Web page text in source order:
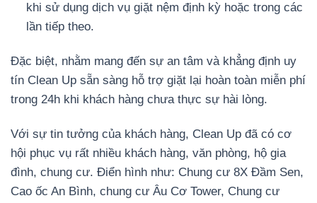
khi sử dụng dịch vụ giặt nệm định kỳ hoặc trong các
lần tiếp theo.
Đặc biệt, nhằm mang đến sự an tâm và khẳng định uy
tín Clean Up sẵn sàng hỗ trợ giặt lại hoàn toàn miễn phí
trong 24h khi khách hàng chưa thực sự hài lòng.
Với sự tin tưởng của khách hàng, Clean Up đã có cơ
hội phục vụ rất nhiều khách hàng, văn phòng, hộ gia
đình, chung cư. Điển hình như: Chung cư 8X Đầm Sen,
Cao ốc An Bình, chung cư Âu Cơ Tower, Chung cư